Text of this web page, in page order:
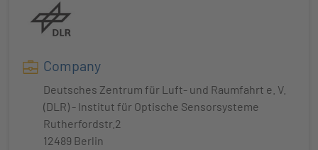
Company
Deutsches Zentrum für Luft- und Raumfahrt e. V.
(DLR) - Institut für Optische Sensorsysteme
Rutherfordstr.2
12489 Berlin